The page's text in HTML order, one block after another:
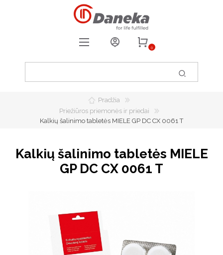
0
0
Pradžia
Priežiūros priemonės ir priedai
Kalkių šalinimo tabletės MIELE GP DC CX 0061 T
Kalkių šalinimo tabletės MIELE
GP DC CX 0061 T